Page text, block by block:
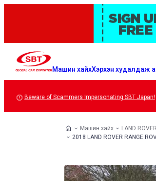
Машин хайхХэрхэн худалдаж
Beware of Scammers Impersonating SBT Japan!
Машин хайх LAND
2018 LAND ROVER RANGE